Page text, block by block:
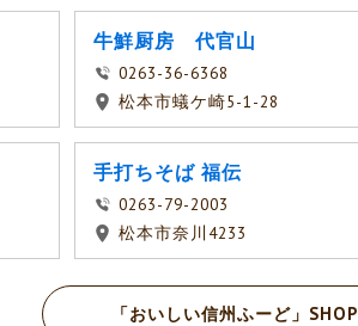
牛鮮厨房 代官山
0263-36-6368
松本市蟻ケ崎5-1-28
手打ちそば 福伝
0263-79-2003
松本市奈川4233
「おいしい信州ふーど」SHOP